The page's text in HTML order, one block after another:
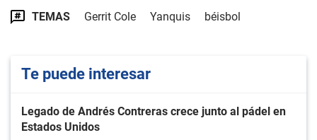
TEMAS Gerrit Cole Yanquis béisbol
Te puede interesar
Legado de Andrés Contreras crece junto al pádel en
Estados Unidos